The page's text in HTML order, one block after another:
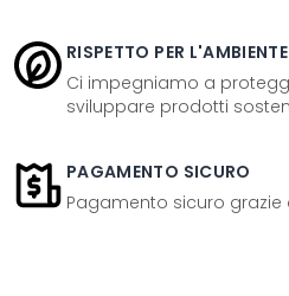
RISPETTO PER L'AMBIENTE
Ci impegniamo a
sviluppare prodotti
PAGAMENTO SICURO
Pagamento sicuro grazie